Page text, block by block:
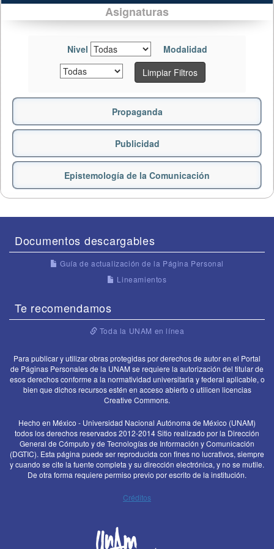
Asignaturas
Nivel
Modalidad
Limpiar Filtros
Propaganda
Publicidad
Epistemología de la Comunicación
Documentos descargables
Guía de actualización de la Página Personal
Lineamientos
Te recomendamos
Toda la UNAM en línea
Para publicar y utilizar obras protegidas por derechos de autor en el Portal
de Páginas Personales de la UNAM se requiere la autorización del titular de
esos derechos conforme a la normatividad universitaria y federal aplicable, o
bien que dichos recursos estén en acceso abierto o utilicen licencias
Creative Commons.
Hecho en México - Universidad Nacional Autónoma de México (UNAM)
todos los derechos reservados 2012-2014 Sitio realizado por la Dirección
General de Cómputo y de Tecnologías de Información y Comunicación
(DGTIC). Esta página puede ser reproducida con fines no lucrativos, siempre
y cuando se cite la fuente completa y su dirección electrónica, y no se mutile.
De otra forma requiere permiso previo por escrito de la institución.
Créditos